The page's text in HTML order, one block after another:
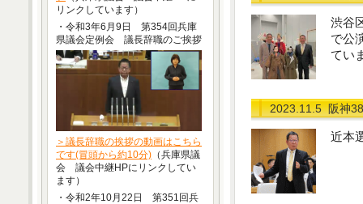
渋谷
で公
てい
2023.11.5阪神
近本
リンクしています）
・令和3年6月9日 第354回兵庫
県議会定例会 議長辞職のご挨拶
＞議長辞職の挨拶の動画はこちら
です(冒頭から約10分) （兵庫県議
会 議会中継HPにリンクしてい
ます）
・令和2年10月22日 第351回兵